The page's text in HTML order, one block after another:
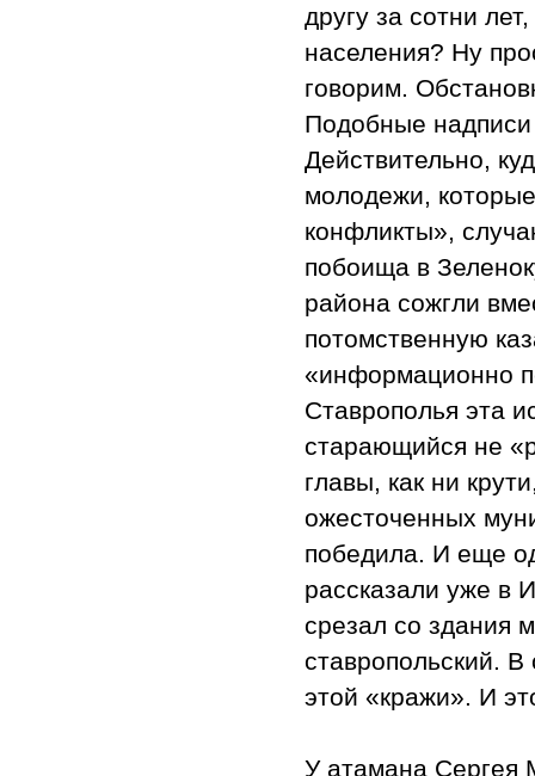
другу за сотни
населения? Ну
говорим.
Подобные
Действительно,
молодежи,
конфликты»,
побоища в
района сожгли
потомственную
«информационно
Ставрополья эта
старающийся не
главы, как ни
ожесточенных
победила. И еще
рассказали уже в
срезал со здания
ставропольский.
этой «кражи». И
У атамана Сергея